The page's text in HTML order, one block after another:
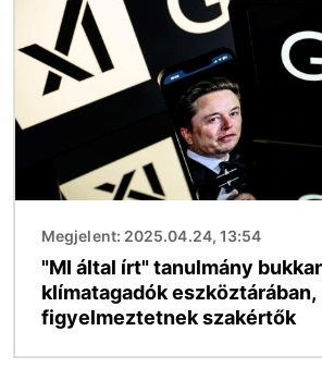
Megjelent: 2025.04.24, 13:54
"MI által írt" tanulmány
klímatagadók eszköztárában,
figyelmeztetnek szakértők